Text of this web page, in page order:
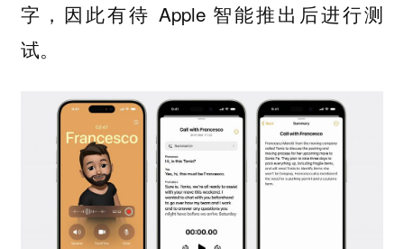
字，因此有待 Apple 智能推出后进行测
试。